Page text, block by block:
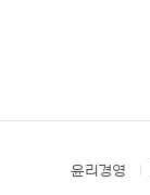
FOOTER윤리경영